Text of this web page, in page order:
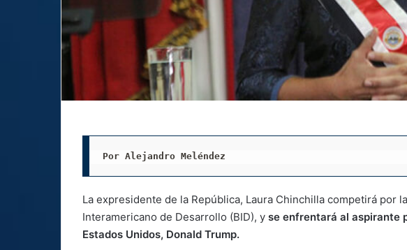
Por Alejandro Meléndez
La expresidente de la República, Laura Chinchilla competirá por
Interamericano de Desarrollo (BID), y se enfrentará al aspirante
Estados Unidos, Donald Trump.